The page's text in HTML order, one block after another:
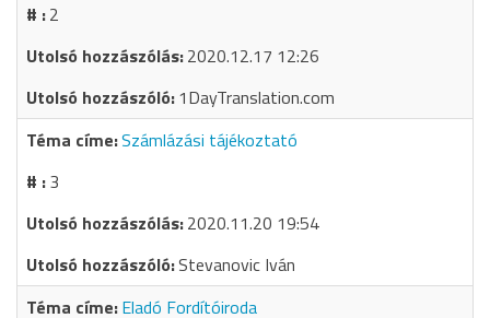
2
2020.12.17 12:26
1DayTranslation.com
Számlázási tájékoztató
3
2020.11.20 19:54
Stevanovic Iván
Eladó Fordítóiroda